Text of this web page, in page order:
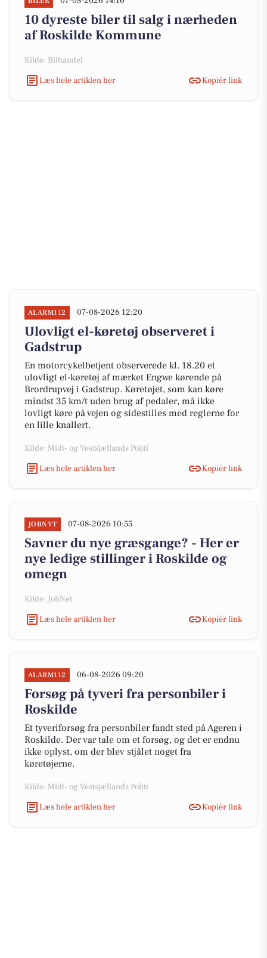
10 dyreste biler til salg i nærheden
af Roskilde Kommune
Kilde: Bilhandel
Læs hele artiklen her
Kopiér link
ALARM112 07-08-2026 12:20
Ulovligt el-køretøj observeret i
Gadstrup
En motorcykelbetjent observerede kl. 18.20 et
ulovligt el-køretøj af mærket Engwe kørende på
Brordrupvej i Gadstrup. Køretøjet, som kan køre
mindst 35 km/t uden brug af pedaler, må ikke
lovligt køre på vejen og sidestilles med reglerne for
en lille knallert.
Kilde: Midt- og Vestsjællands Politi
Læs hele artiklen her
Kopiér link
JOBNYT 07-08-2026 10:55
Savner du nye græsgange? - Her er
nye ledige stillinger i Roskilde og
omegn
Kilde: JobNet
Læs hele artiklen her
Kopiér link
ALARM112 06-08-2026 09:20
Forsøg på tyveri fra personbiler i
Roskilde
Et tyveriforsøg fra personbiler fandt sted på Ageren i
Roskilde. Der var tale om et forsøg, og det er endnu
ikke oplyst, om der blev stjålet noget fra
køretøjerne.
Kilde: Midt- og Vestsjællands Politi
Læs hele artiklen her
Kopiér link